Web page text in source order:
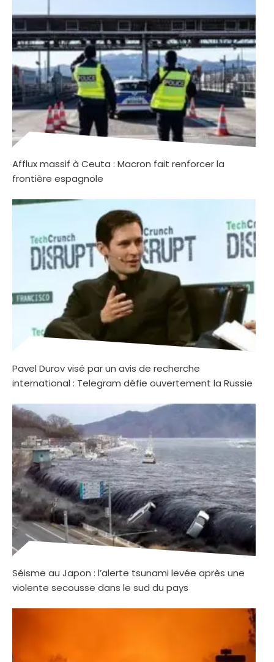
Afflux massif à Ceuta : Macron fait renforcer la
frontière espagnole
Pavel Durov visé par un avis de recherche
international : Telegram défie ouvertement la Russie
Séisme au Japon : l’alerte tsunami levée après une
violente secousse dans le sud du pays